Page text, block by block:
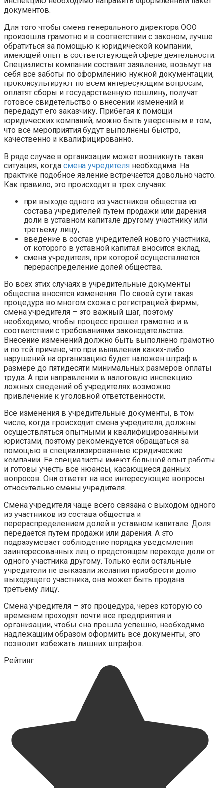
документов.
Для того чтобы смена генерального директора ООО
произошла грамотно и в соответствии с законом, лучше
обратиться за помощью к юридической компании,
имеющей опыт в соответствующей сфере деятельности.
Специалисты компании составят заявление, возьмут на
себя все заботы по оформлению нужной документации,
проконсультируют по всем интересующим вопросам,
оплатят сборы и государственную пошлину, получат
готовое свидетельство о внесении изменений и
передадут его заказчику. Прибегая к помощи
юридических компаний, можно быть уверенным в том,
что все мероприятия будут выполнены быстро,
качественно и квалифицированно.
В ряде случае в организации может возникнуть такая
ситуация, когда смена учредителя необходима. На
практике подобное явление встречается довольно часто.
Как правило, это происходит в трех случаях:
при выходе одного из участников общества из
состава учредителей путем продажи или дарения
доли в уставном капитале другому участнику или
третьему лицу,
введение в состав учредителей нового участника,
от которого в уставной капитал вносится вклад,
смена учредителя, при которой осуществляется
перераспределение долей общества.
Во всех этих случаях в учредительные документы
общества вносятся изменения. По своей сути такая
процедура во многом схожа с регистрацией фирмы,
смена учредителя – это важный шаг, поэтому
необходимо, чтобы процесс прошел грамотно и в
соответствии с требованиями законодательства.
Внесение изменений должно быть выполнено грамотно
и по той причине, что при выявлении каких-либо
нарушений на организацию будет наложен штраф в
размере до пятидесяти минимальных размеров оплаты
труда. А при направлении в налоговую инспекцию
ложных сведений об учредителях возможно
привлечение к уголовной ответственности.
Все изменения в учредительные документы, в том
числе, когда происходит смена учредителя, должны
осуществляться опытными и квалифицированными
юристами, поэтому рекомендуется обращаться за
помощью в специализированные юридические
компании. Ее специалисты имеют большой опыт работы
и готовы учесть все нюансы, касающиеся данных
вопросов. Они ответят на все интересующие вопросы
относительно смены учредителя.
Смена учредителя чаще всего связана с выходом одного
из участников из состава общества и
перераспределением долей в уставном капитале. Доля
передается путем продажи или дарения. А это
подразумевает соблюдение порядка уведомления
заинтересованных лиц о предстоящем переходе доли от
одного участника другому. Только если остальные
учредители не выказали желания приобрести долю
выходящего участника, она может быть продана
третьему лицу.
Смена учредителя – это процедура, через которую со
временем проходят почти все предприятия и
организации, чтобы она прошла успешно, необходимо
надлежащим образом оформить все документы, это
позволит избежать лишних штрафов.
Рейтинг